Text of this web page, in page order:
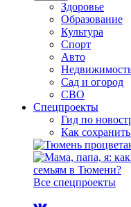
Здоровье
Образование
Культура
Спорт
Авто
Сад и огород
СВО
Спецпроекты
Гид по
Как
Все спецпроекты